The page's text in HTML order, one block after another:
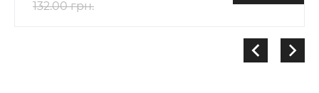
132.00 грн.